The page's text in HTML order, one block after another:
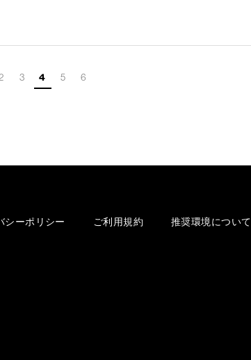
3 4 5 6
シーポリシー ご利用規約 推奨環境について